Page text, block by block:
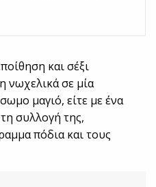
και σέξι
νωχελικά σε μία
μαγιό, είτε με ένα
συλλογή της,
πόδια και τους